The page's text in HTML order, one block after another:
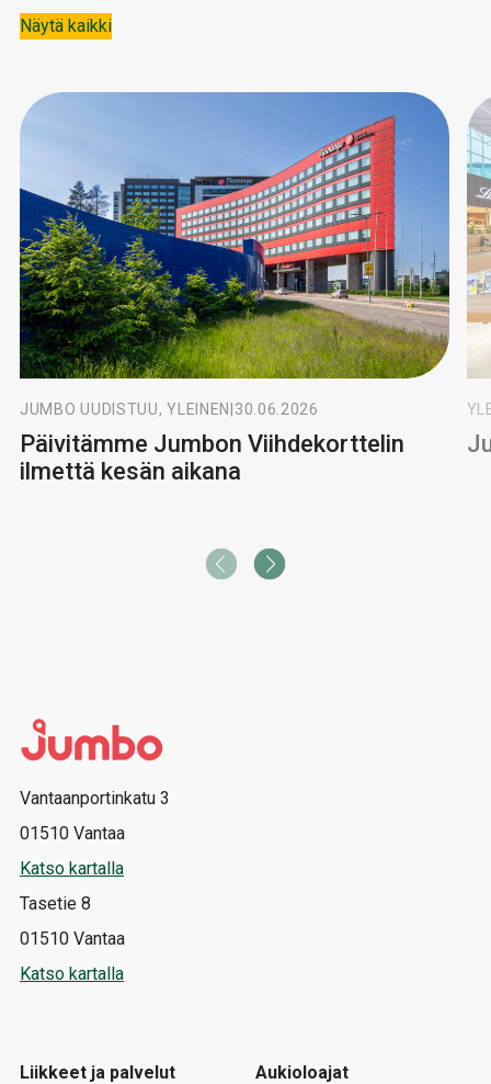
Näytä kaikki
JUMBO UUDISTUU, YLEINEN 30.06.2026
Päivitämme Jumbon Viihdekorttelin
ilmettä kesän aikana
Vantaanportinkatu 3
01510 Vantaa
Katso kartalla
Tasetie 8
01510 Vantaa
Katso kartalla
Liikkeet ja palvelut Aukioloajat